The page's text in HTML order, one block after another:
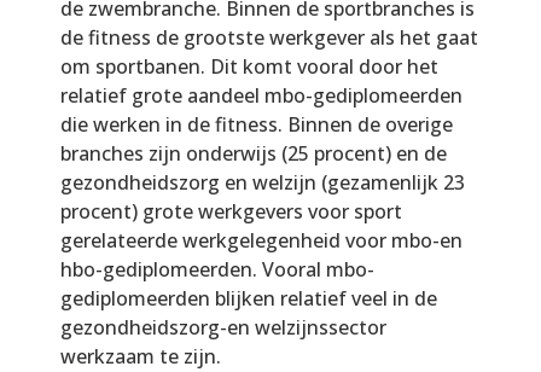
de zwembranche. Binnen de sportbranches is
de fitness de grootste werkgever als het gaat
om sportbanen. Dit komt vooral door het
relatief grote aandeel mbo-gediplomeerden
die werken in de fitness. Binnen de overige
branches zijn onderwijs (25 procent) en de
gezondheidszorg en welzijn (gezamenlijk 23
procent) grote werkgevers voor sport
gerelateerde werkgelegenheid voor mbo-en
hbo-gediplomeerden. Vooral mbo-
gediplomeerden blijken relatief veel in de
gezondheidszorg-en welzijnssector
werkzaam te zijn.